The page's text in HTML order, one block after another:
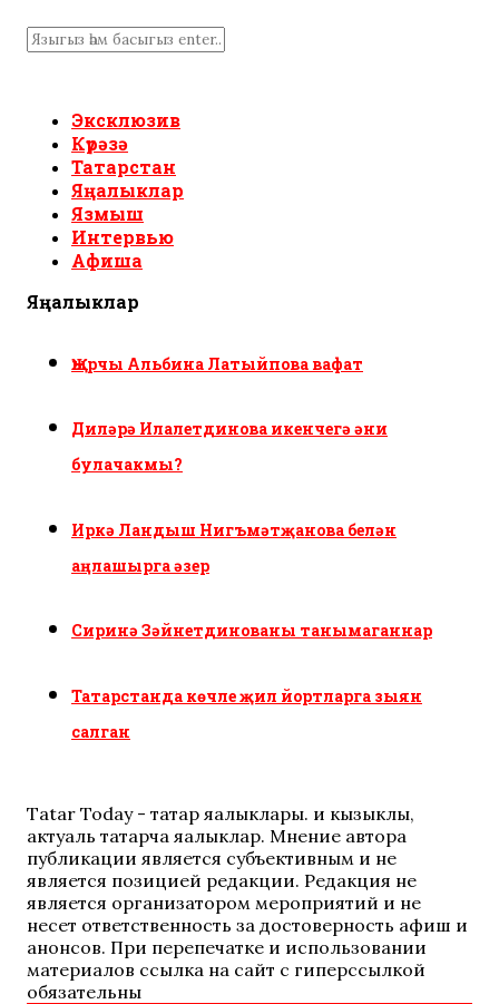
Эксклюзив
Күрәзә
Татарстан
Яңалыклар
Язмыш
Интервью
Афиша
Яңалыклар
Җырчы Альбина Латыйпова вафат
Диләрә Илалетдинова икенчегә әни
булачакмы?
Иркә Ландыш Нигъмәтҗанова белән
аңлашырга әзер
Сиринә Зәйнетдинованы танымаганнар
Татарстанда көчле җил йортларга зыян
салган
Tatar Today - татар яңалыклары. иң кызыклы,
актуаль татарча яңалыклар. Мнение автора
публикации является субъективным и не
является позицией редакции. Редакция не
является организатором мероприятий и не
несет ответственность за достоверность афиш и
анонсов. При перепечатке и использовании
материалов ссылка на сайт с гиперссылкой
обязательны